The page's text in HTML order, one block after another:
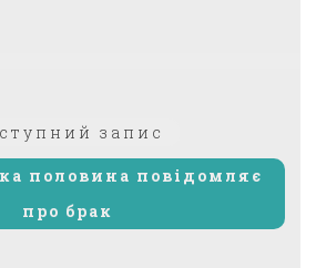
запис
половина повідомляє
про брак